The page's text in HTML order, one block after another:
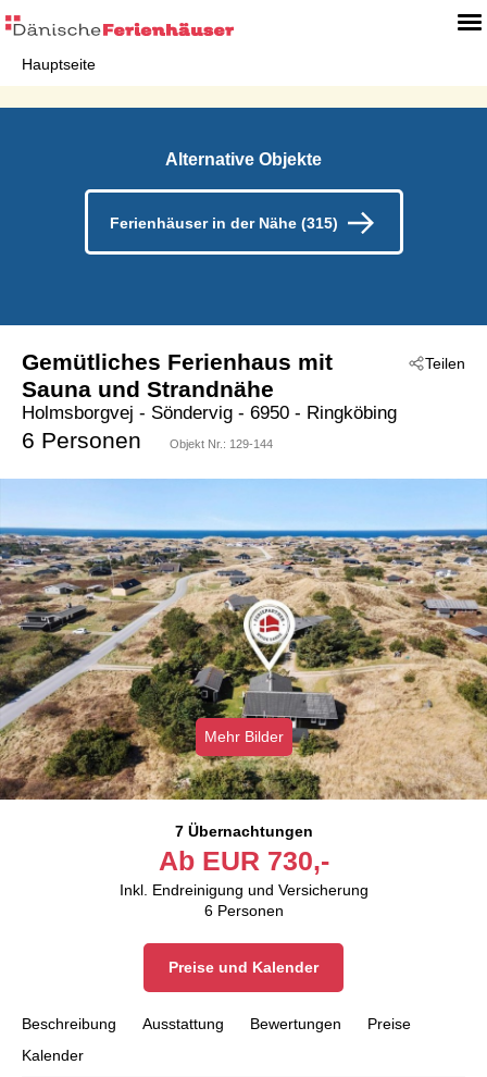
Hauptseite
Alternative Objekte
Ferienhäuser in der Nähe (315)
Teilen
Gemütliches Ferienhaus mit
Sauna und Strandnähe
Holmsborgvej - Söndervig - 6950 - Ringköbing
6 Personen Objekt Nr.: 129-144
Mehr Bilder
7 Übernachtungen
Ab EUR 730,-
Inkl. Endreinigung und Versicherung
6 Personen
Preise und Kalender
Beschreibung Ausstattung Bewertungen
Preise
Kalender